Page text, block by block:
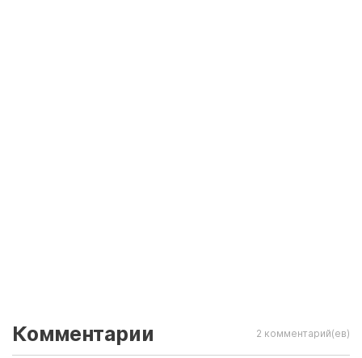
Комментарии 2 комментарий(ев)